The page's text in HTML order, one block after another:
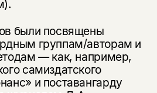
были посвящены
группам/авторам и
— как, например,
самиздатского
и поставангарду
на рассылку
отправляем рассылку
«НЛО».
промокод на
на
при поступлении книги
письмо на указанный